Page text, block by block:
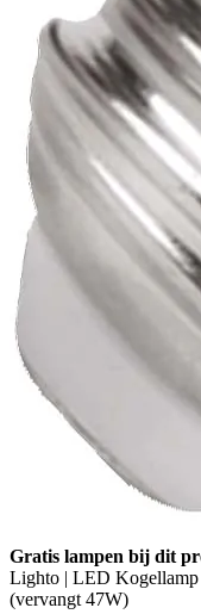
Gratis lampen bij dit
Lighto | LED
(vervangt 47W)